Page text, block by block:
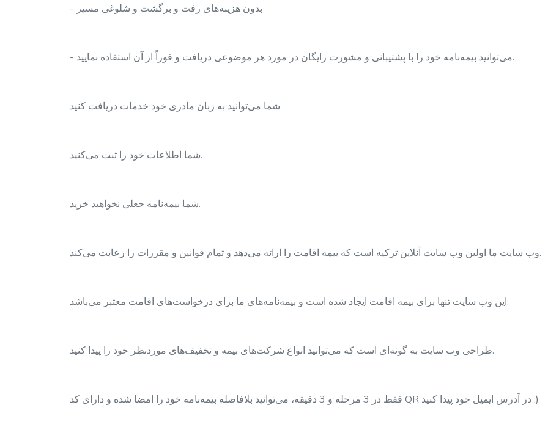
- بدون هزینه‌های رفت و برگشت و شلوغی مسیر
- می‌توانید بیمه‌نامه خود را با پشتیبانی و مشورت رایگان در مورد هر موضوعی دریافت و فوراً از آن استفاده نمایید.
شما می‌توانید به زبان مادری خود خدمات دریافت کنید
شما اطلاعات خود را ثبت می‌کنید.
شما بیمه‌نامه جعلی نخواهید خرید.
وب سایت ما اولین وب سایت آنلاین ترکیه است که بیمه اقامت را ارائه می‌دهد و تمام قوانین و مقررات را رعایت می‌کند.
این وب سایت تنها برای بیمه اقامت ایجاد شده است و بیمه‌نامه‌های ما برای درخواست‌های اقامت معتبر می‌باشد.
طراحی وب سایت به گونه‌ای است که می‌توانید انواع شرکت‌های بیمه و تخفیف‌های موردنظر خود را پیدا کنید.
فقط در 3 مرحله و 3 دقیقه، می‌توانید بلافاصله بیمه‌نامه خود را امضا شده و دارای کد QR در آدرس ایمیل خود پیدا کنید :)